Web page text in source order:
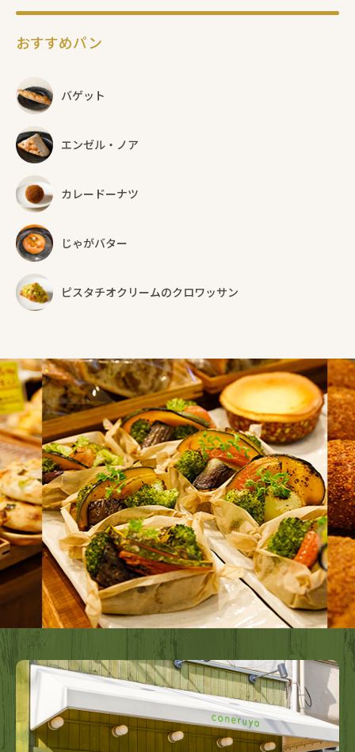
おすすめパン
バゲット
エンゼル・ノア
カレードーナツ
じゃがバター
ピスタチオクリームのクロワッサン